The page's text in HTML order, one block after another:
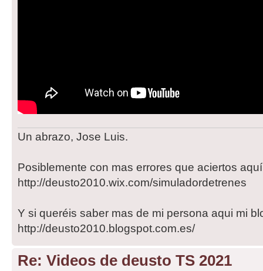
Un abrazo, Jose Luis.
Posiblemente con mas errores que aciertos
http://deusto2010.wix.com/simuladordetrenes
Y si queréis saber mas de mi persona aqui mi
http://deusto2010.blogspot.com.es/
Re: Videos de deusto TS 2021